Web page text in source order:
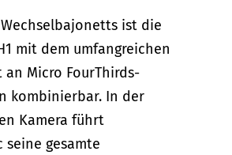
ist die
mit dem umfangreichen
Micro FourThirds-
kombinierbar. In der
Kamera führt
seine gesamte